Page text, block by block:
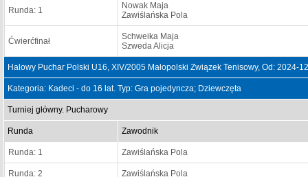
Runda: 1
Nowak Maja
Zawiślańska Pola
Ćwierćfinał
Schweika Maja
Szweda Alicja
Halowy Puchar Polski U16, XIV/2005 Małopolski Związek Tenisowy, Od: 2024-
Kategoria: Kadeci - do 16 lat. Typ: Gra pojedyncza; Dziewczęta
Turniej główny. Pucharowy
Runda Zawodnik
Runda: 1 Zawiślańska Pola
Runda: 2 Zawiślańska Pola